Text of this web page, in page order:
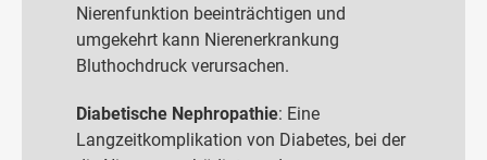
Nierenfunktion beeinträchtigen und
umgekehrt kann Nierenerkrankung
Bluthochdruck verursachen.
Diabetische Nephropathie: Eine
Langzeitkomplikation von Diabetes, bei der